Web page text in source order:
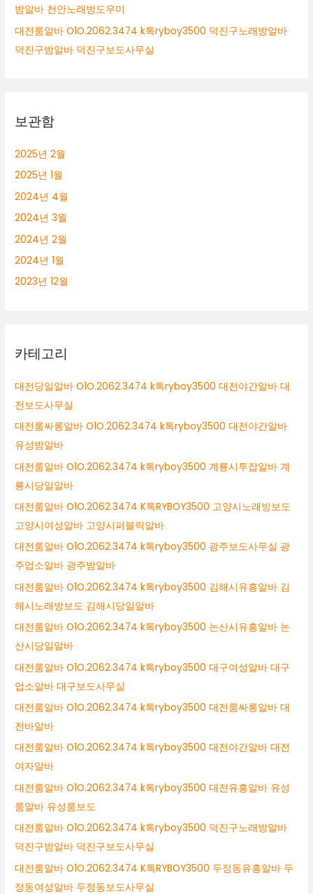
밤알바 천안노래방도우미
대전룸알바 O1O.2062.3474 k톡ryboy3500 덕진구노래방알바
덕진구밤알바 덕진구보도사무실
보관함
2025년 2월
2025년 1월
2024년 4월
2024년 3월
2024년 2월
2024년 1월
2023년 12월
카테고리
대전당일알바 O1O.2062.3474 k톡ryboy3500 대전야간알바 대
전보도사무실
대전룸싸롱알바 O1O.2062.3474 k톡ryboy3500 대전야간알바
유성밤알바
대전룸알바 O1O.2062.3474 k톡ryboy3500 계룡시투잡알바 계
룡시당일알바
대전룸알바 O1O.2062.3474 K톡RYBOY3500 고양시노래방보도
고양시여성알바 고양시퍼블릭알바
대전룸알바 O1O.2062.3474 k톡ryboy3500 광주보도사무실 광
주업소알바 광주밤알바
대전룸알바 O1O.2062.3474 k톡ryboy3500 김해시유흥알바 김
해시노래방보도 김해시당일알바
대전룸알바 O1O.2062.3474 k톡ryboy3500 논산시유흥알바 논
산시당일알바
대전룸알바 O1O.2062.3474 k톡ryboy3500 대구여성알바 대구
업소알바 대구보도사무실
대전룸알바 O1O.2062.3474 k톡ryboy3500 대전룸싸롱알바 대
전바알바
대전룸알바 O1O.2062.3474 k톡ryboy3500 대전야간알바 대전
여자알바
대전룸알바 O1O.2062.3474 k톡ryboy3500 대전유흥알바 유성
룸알바 유성룸보도
대전룸알바 O1O.2062.3474 k톡ryboy3500 덕진구노래방알바
덕진구밤알바 덕진구보도사무실
대전룸알바 O1O.2062.3474 K톡RYBOY3500 두정동유흥알바 두
정동여성알바 두정동보도사무실